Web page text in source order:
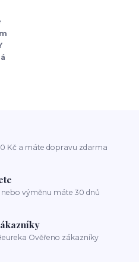
Kč a máte dopravu zdarma
nebo výměnu máte 30 dnů
Ověřeno zákazníky